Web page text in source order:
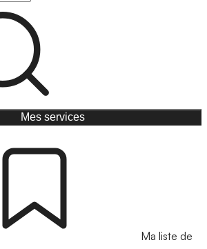
Mes services
Ma liste de